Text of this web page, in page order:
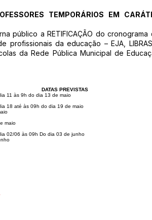
TEMPORÁRIOS EM
público a RETIFICAÇÃO do cronograma
profissionais da educação – EJA,
da Rede Pública Municipal de
DATAS PREVISTAS
11 às 9h do dia 13 de maio
18 até às 09h do dia 19 de maio
maio
02/06 às 09h Do dia 03 de junho